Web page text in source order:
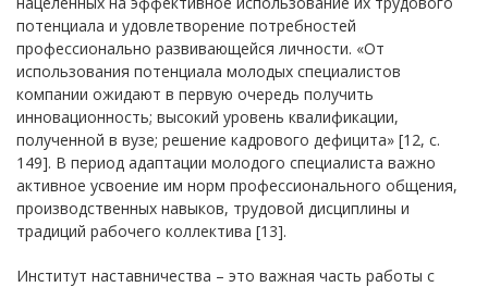
потенциала и удовлетворение потребностей
профессионально развивающейся личности. «От
использования потенциала молодых специалистов
компании ожидают в первую очередь получить
инновационность; высокий уровень квалификации,
полученной в вузе; решение кадрового дефицита» [12, с.
149]. В период адаптации молодого специалиста важно
активное усвоение им норм профессионального общения,
производственных навыков, трудовой дисциплины и
традиций рабочего коллектива [13].
Институт наставничества – это важная часть работы с